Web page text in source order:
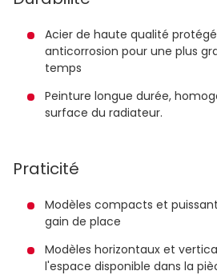
Acier de haute qualité
anticorrosion pour une plus
temps
Peinture longue durée,
surface du radiateur.
Praticité
Modèles compacts et
gain de place
Modèles horizontaux et
l'espace disponible dans la